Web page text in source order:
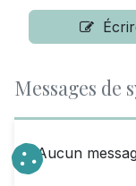
Messages de
Aucun